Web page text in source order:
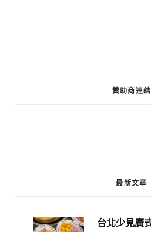
贊助商連結
最新文章